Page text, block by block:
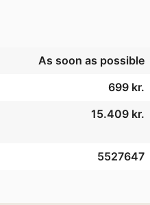
As soon as possible
699 kr.
15.409 kr.
5527647